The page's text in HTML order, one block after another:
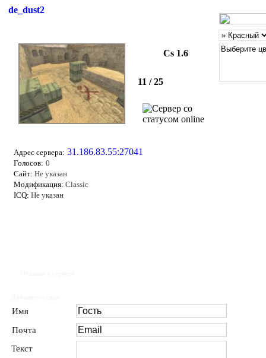
de_dust2
Cs 1.6
11 / 25
Адрес сервера: 31.186.83.55:27041
Голосов: 0
Сайт: Не указан
Модификация: Classic
ICQ: Не указан
Имя
Почта
Текст